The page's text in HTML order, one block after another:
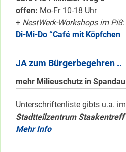
offen: Mo-Fr 10-18 Uhr
+ NestWerk-Workshops im Pi8:
Di-Mi-Do “Café mit Köpfchen
JA zum Bürgerbegehren ..
mehr Milieuschutz in Spandau
Unterschriftenliste gibts u.a. im
Stadtteilzentrum Staakentreff
Mehr Info